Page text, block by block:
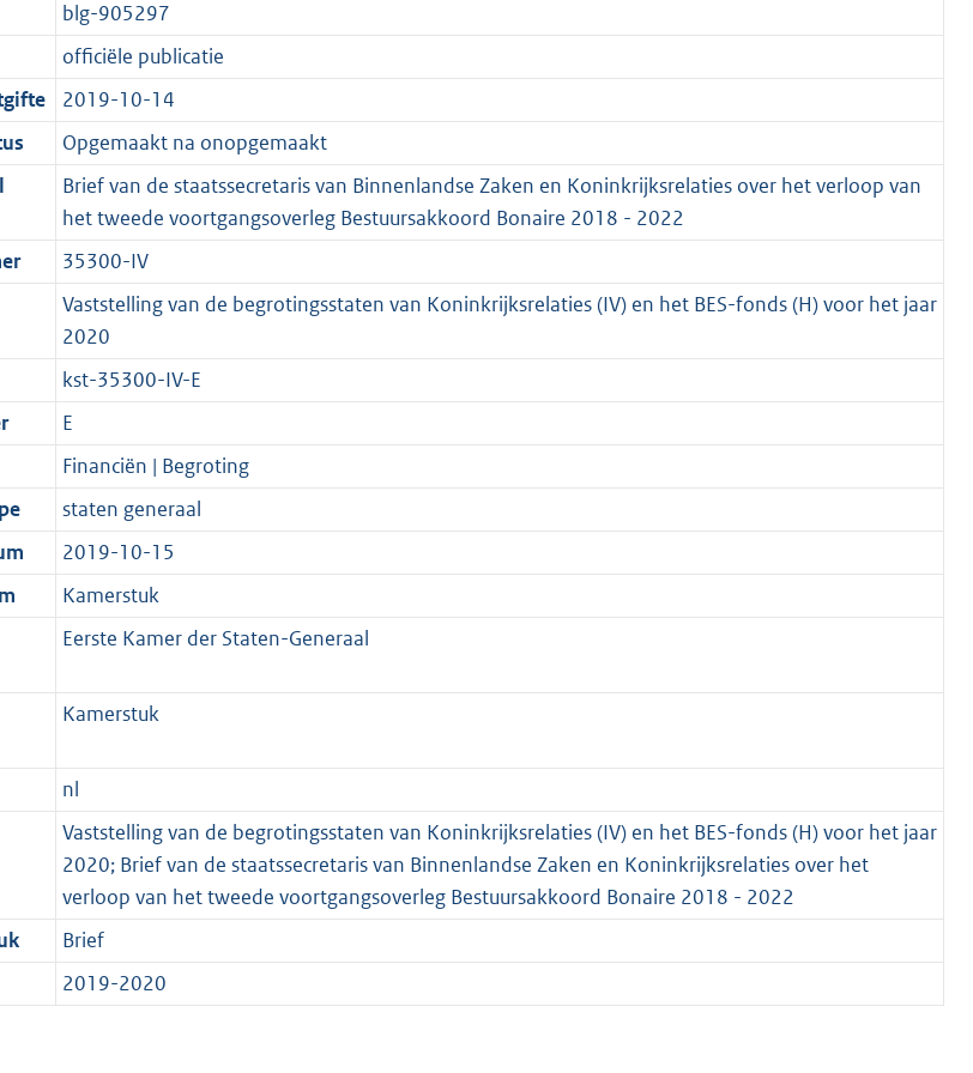
d
s
g
r
o
o
t
t
e
:
K
n
d
s
g
r
o
o
t
e
2
b
blg-905297
officiële publicatie
2019-10-14
Opgemaakt na onopgemaakt
Brief van de staatssecretaris van Binnenlandse Zaken en Koninkrijksrelaties over het verloop van
het tweede voortgangsoverleg Bestuursakkoord Bonaire 2018 - 2022
35300-IV
Vaststelling van de begrotingsstaten van Koninkrijksrelaties (IV) en het BES-fonds (H) voor het jaar
2020
kst-35300-IV-E
E
Financiën | Begroting
staten generaal
2019-10-15
Kamerstuk
Eerste Kamer der Staten-Generaal
Kamerstuk
nl
Vaststelling van de begrotingsstaten van Koninkrijksrelaties (IV) en het BES-fonds (H) voor het jaar
2020; Brief van de staatssecretaris van Binnenlandse Zaken en Koninkrijksrelaties over het
verloop van het tweede voortgangsoverleg Bestuursakkoord Bonaire 2018 - 2022
Brief
2019-2020